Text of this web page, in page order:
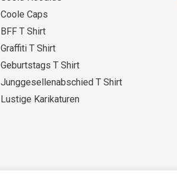
Coole Caps
BFF T Shirt
Graffiti T Shirt
Geburtstags T Shirt
Junggesellenabschied T Shirt
Lustige Karikaturen